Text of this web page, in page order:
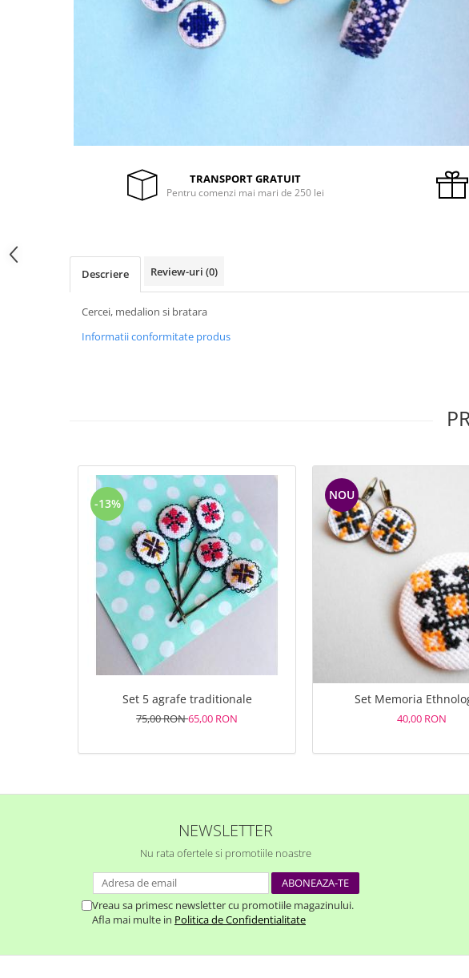
TRANSPORT GRATUIT
Pentru comenzi mai mari de 250 lei
Descriere Review-uri (0)
Cercei, medalion si bratara
Informatii conformitate produs
-13%
Set 5 agrafe traditionale
75,00 RON65,00 RON
NOU
Set Memoria
40,00 RON
NEWSLETTER
Nu rata ofertele si promotiile noastre
Vreau sa primesc newsletter cu promotiile magazinului.
Afla mai multe in Politica de Confidentialitate